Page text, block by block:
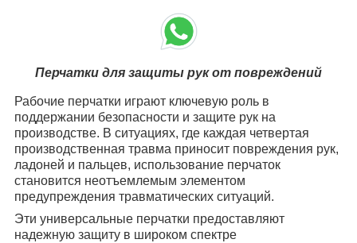
Перчатки для защиты рук от повреждений
Рабочие перчатки играют ключевую роль в
поддержании безопасности и защите рук на
производстве. В ситуациях, где каждая четвертая
производственная травма приносит повреждения рук,
ладоней и пальцев, использование перчаток
становится неотъемлемым элементом
предупреждения травматических ситуаций.
Эти универсальные перчатки предоставляют
надежную защиту в широком спектре